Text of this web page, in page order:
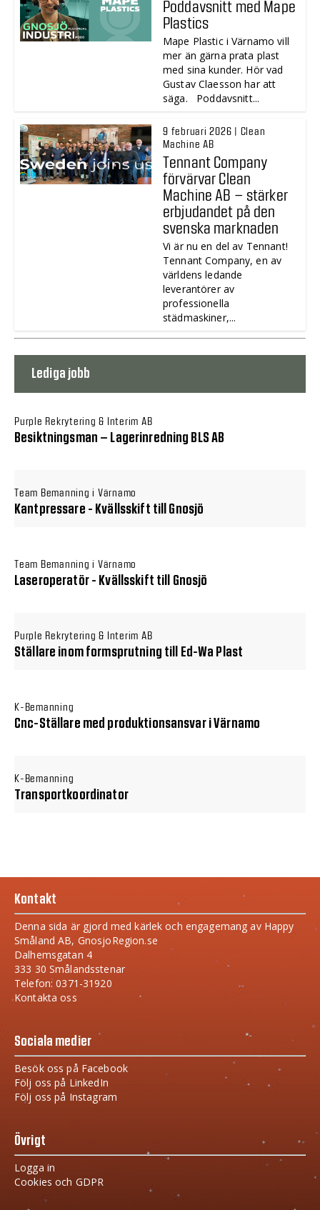
Poddavsnitt med Mape
Plastics
Mape Plastic i Värnamo vill
mer än gärna prata plast
med sina kunder. Hör vad
Gustav Claesson har att
säga. Poddavsnitt...
9 februari 2026 | Clean
Machine AB
Tennant Company
förvärvar Clean
Machine AB – stärker
erbjudandet på den
svenska marknaden
Vi är nu en del av Tennant!
Tennant Company, en av
världens ledande
leverantörer av
professionella
städmaskiner,...
Lediga jobb
Purple Rekrytering & Interim AB
Besiktningsman – Lagerinredning BLS AB
Team Bemanning i Värnamo
Kantpressare - Kvällsskift till Gnosjö
Team Bemanning i Värnamo
Laseroperatör - Kvällsskift till Gnosjö
Purple Rekrytering & Interim AB
Ställare inom formsprutning till Ed-Wa Plast
K-Bemanning
Cnc-Ställare med produktionsansvar i Värnamo
K-Bemanning
Transportkoordinator
Kontakt
Denna sida är gjord med kärlek och engagemang av Happy
Småland AB, GnosjoRegion.se
Dalhemsgatan 4
333 30 Smålandsstenar
Telefon: 0371-31920
Kontakta oss
Sociala medier
Besök oss på Facebook
Följ oss på LinkedIn
Följ oss på Instagram
Övrigt
Logga in
Cookies och GDPR